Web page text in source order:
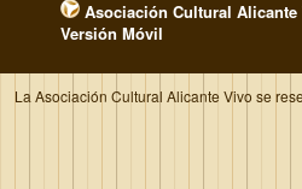
Asociación Cultural Alicante
Versión Móvil
La Asociación Cultural Alicante Vivo se